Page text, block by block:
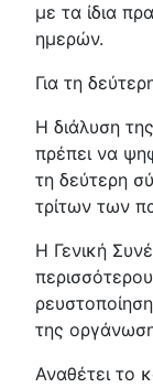
με τα ίδια
ημερών.
Για τη
Η διάλυση
πρέπει να
τη δεύτερη
τρίτων των
Η Γενική
της
Αναθέτει το